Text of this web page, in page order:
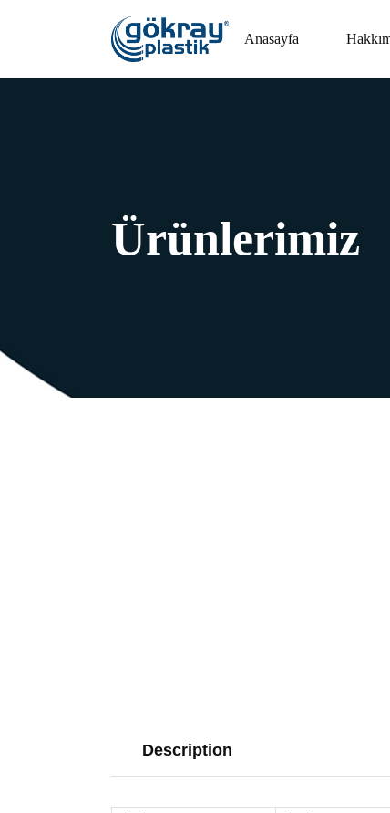
Anasayfa
Ürünlerimiz
Description